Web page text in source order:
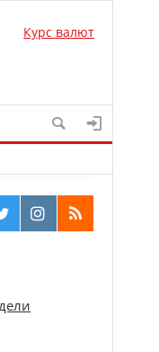
Курс валют